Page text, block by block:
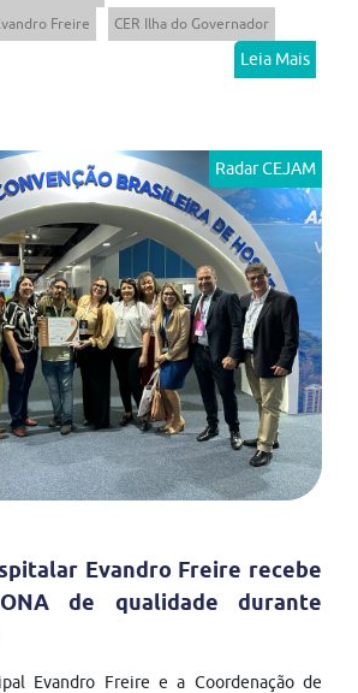
Freire
CER Ilha do Governador
Leia Mais
Radar CEJAM
Evandro Freire recebe
de qualidade durante
Evandro Freire e a Coordenação de